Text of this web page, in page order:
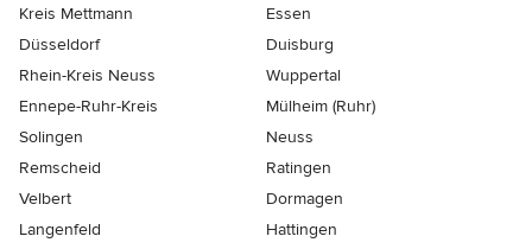
Kreis Mettmann
Essen
Düsseldorf
Duisburg
Rhein-Kreis Neuss
Wuppertal
Ennepe-Ruhr-Kreis
Mülheim (Ruhr)
Solingen
Neuss
Remscheid
Ratingen
Velbert
Dormagen
Langenfeld
Hattingen